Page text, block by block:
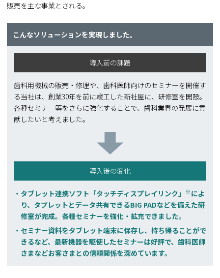
販売を主な事業とされる。
こんなソリューションを実現しました。
導入前の課題
歯科用機械の販売・修理や、歯科医師向けのセミナーを開催す
る当社は、創業30年を前に竣工した新社屋に、研修室を開設。
各種セミナー等をさらに強化することで、歯科業界の発展に貢
献したいと考えました。
導入後の変化
タブレット連携ソフト「タッチディスプレイリンク」 ※によ
り、タブレットとデータ共有できるBIG PADなどを備えた研
修室が完成。各種セミナーを強化・拡充できました。
セミナー資料をタブレット端末に保存し、持ち帰ることがで
きるなど、最新機器を駆使したセミナーは好評で、歯科医師
さまなどお客さまとの信頼関係を深めています。